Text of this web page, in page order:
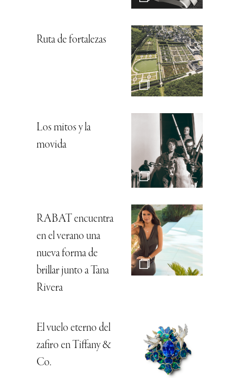
Ruta de fortalezas
Los mitos y la
movida
RABAT encuentra
en el verano una
nueva forma de
brillar junto a Tana
Rivera
El vuelo eterno del
zafiro en Tiffany &
Co.